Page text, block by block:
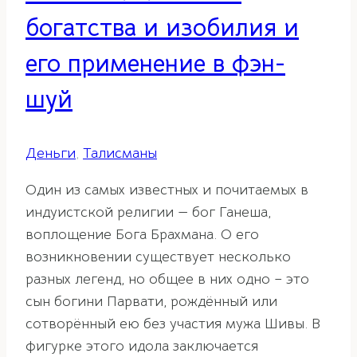
богатства и изобилия и
его применение в фэн-
шуй
Деньги, Талисманы
Один из самых известных и почитаемых в
индуистской религии — бог Ганеша,
воплощение Бога Брахмана. О его
возникновении существует несколько
разных легенд, но общее в них одно – это
сын богини Парвати, рождённый или
сотворённый ею без участия мужа Шивы. В
фигурке этого идола заключается